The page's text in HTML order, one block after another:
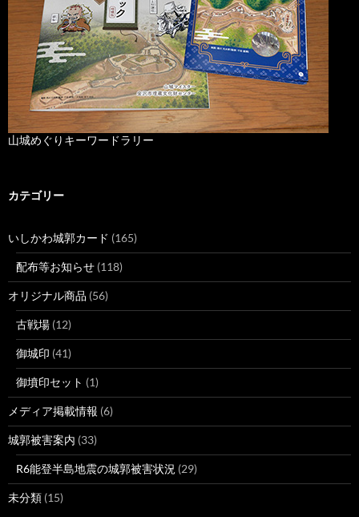
山城めぐりキーワードラリー
カテゴリー
いしかわ城郭カード (165)
配布等お知らせ (118)
オリジナル商品 (56)
古戦場 (12)
御城印 (41)
御墳印セット (1)
メディア掲載情報 (6)
城郭被害案内 (33)
R6能登半島地震の城郭被害状況 (29)
未分類 (15)